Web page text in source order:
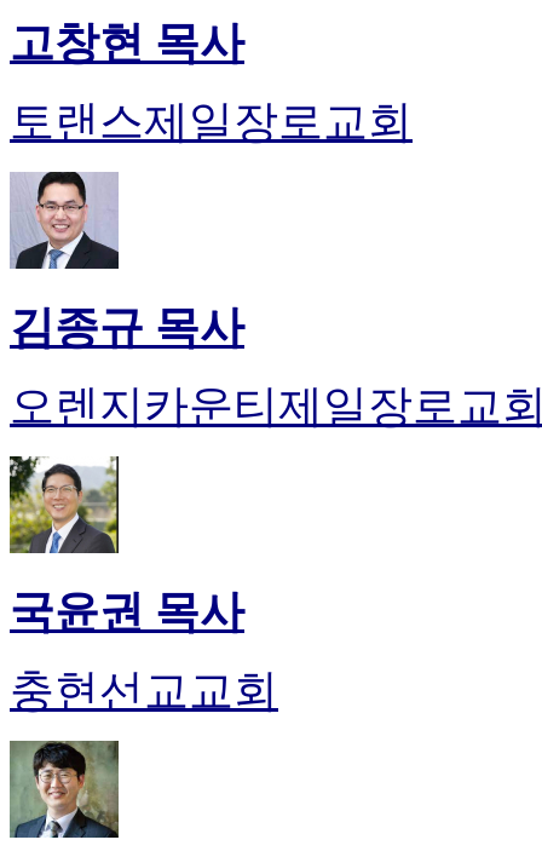
고창현 목사
토랜스제일장로교회
김종규 목사
오렌지카운티제일장로교
국윤권 목사
충현선교교회